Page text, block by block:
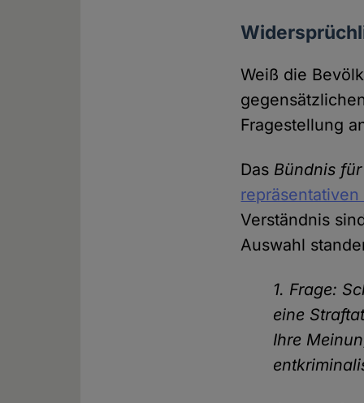
Weiß die
Fragestellung
Das Bündnis
repräsentativen
Verständnis
Auswahl
1. Frage:
eine
Ihre